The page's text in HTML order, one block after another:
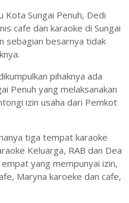
Sungai Penuh, Dedi
cafe dan karaoke di Sungai
sebagian besarnya tidak
pihaknya ada
Penuh yang melaksanakan
izin usaha dari Pemkot
tiga tempat karaoke
Keluarga, RAB dan Dea
yang mempunyai izin,
Maryna karoeke dan cafe,